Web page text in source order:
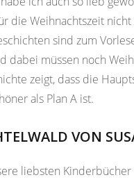
die Weihnachtszeit
sind zum
dabei müssen noch
zeigt, dass die
als Plan A ist.
VON